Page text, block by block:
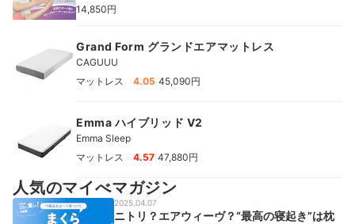
14,850円
Grand Form グランドエアマットレス
CAGUUU
マットレス
4.05 45,090円
Emma ハイブリッド V2
Emma Sleep
マットレス
4.57 47,880円
人気のマイべマガジン
2025.04.07
ニトリ？エアウィーヴ？“最高の寝起き”は枕